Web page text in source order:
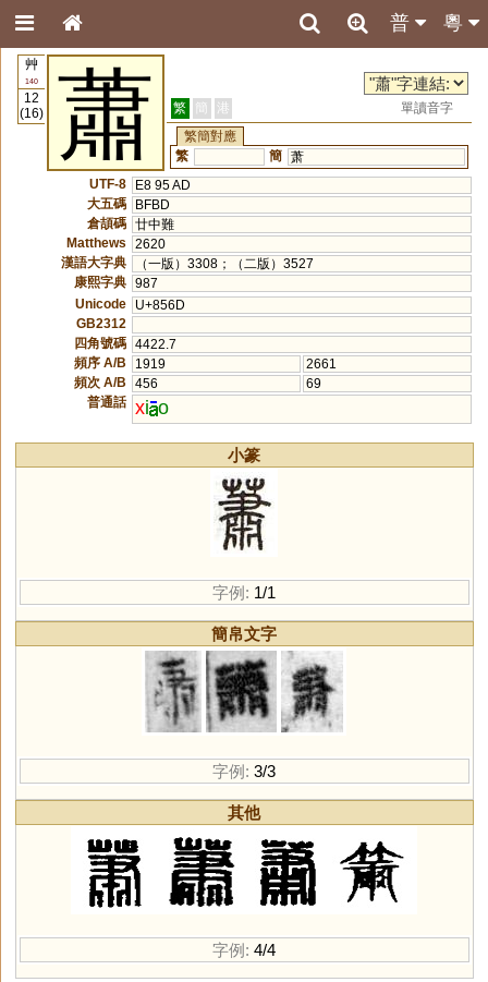
粵
普
艸
140
12
(16)
蕭 繁 簡 港
單讀音字
繁簡對應
繁
簡 萧
UTF-8
E8 95 AD
大五碼
BFBD
倉頡碼 廿中難
Matthews
2620
漢語大字典
（一版）3308；（二版）3527
康熙字典 987
Unicode
U+856D
GB2312
四角號碼 4422.7
頻序 A/B
1919
2661
頻次 A/B
456
69
普通話 xi o
小篆
字例: 1/1
簡帛文字
字例: 3/3
其他
字例: 4/4